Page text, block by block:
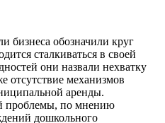
бизнеса обозначили круг
сталкиваться в своей
они назвали нехватку
отсутствие механизмов
аренды.
проблемы, по мнению
дошкольного